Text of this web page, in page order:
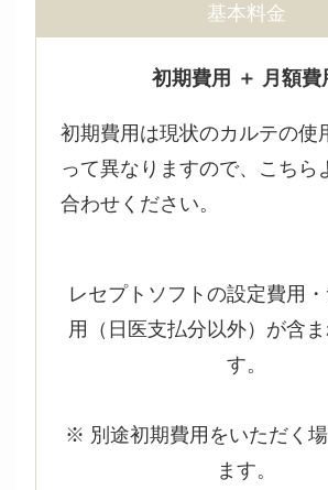
基本料金
初期費用 ＋ 月額費
初期費用は現状のカルテの使
って異なりますので、こちら
合わせください。
レセプトソフトの設定費用
用（日医支払分以外）が含
す。
※ 別途初期費用をいただく
ます。